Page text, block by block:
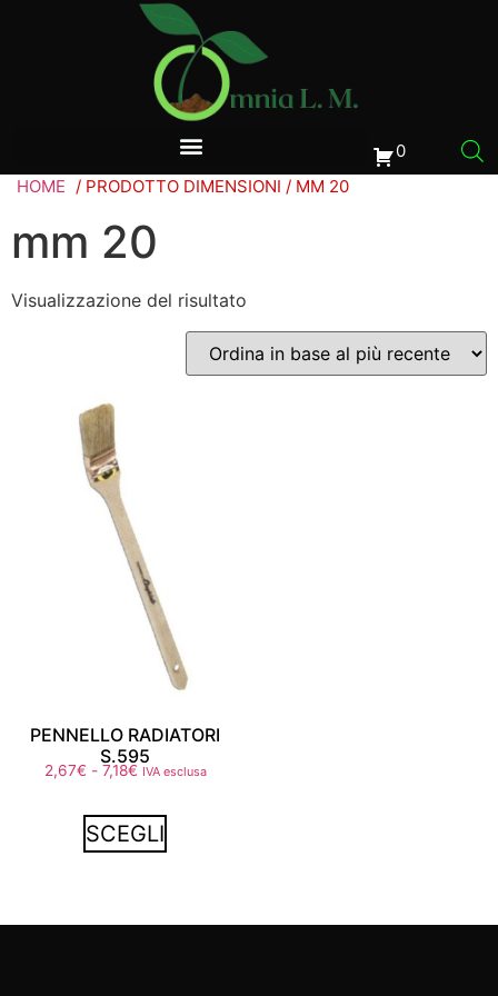
0
HOME / PRODOTTO DIMENSIONI / MM 20
mm 20
Visualizzazione del risultato
PENNELLO RADIATORI
S.595
2,67€ - 7,18€ IVA esclusa
SCEGLI